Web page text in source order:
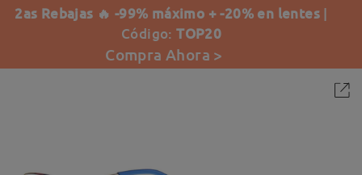
2as Rebajas 🔥 -99% máximo + -20% en lentes |
Código:TOP20
Compra Ahora >